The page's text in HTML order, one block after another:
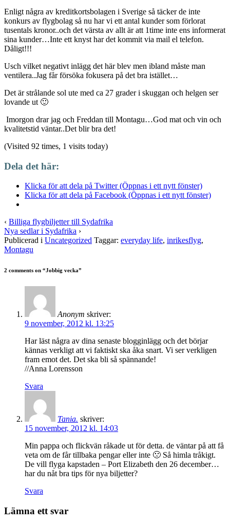
Enligt några av kreditkortsbolagen i Sverige så täcker de inte
konkurs av flygbolag så nu har vi ett antal kunder som förlorat
tusentals kronor..och det värsta av allt är att 1time inte ens informerat
sina kunder…Inte ett knyst har det kommit via mail el telefon.
Dåligt!!!
Usch vilket negativt inlägg det här blev men ibland måste man
ventilera..Jag får försöka fokusera på det bra istället…
Det är strålande sol ute med ca 27 grader i skuggan och helgen ser
lovande ut 🙂
Imorgon drar jag och Freddan till Montagu…God mat och vin och
kvalitetstid väntar..Det blir bra det!
(Visited 92 times, 1 visits today)
Dela det här:
Klicka för att dela på Twitter (Öppnas i ett nytt fönster)
Klicka för att dela på Facebook (Öppnas i ett nytt fönster)
‹ Billiga flygbiljetter till Sydafrika
Nya sedlar i Sydafrika ›
Publicerad i Uncategorized Taggar: everyday life, inrikesflyg,
Montagu
2 comments on “Jobbig vecka”
Anonym skriver:
9 november, 2012 kl. 13:25
Har läst några av dina senaste blogginlägg och det börjar
kännas verkligt att vi faktiskt ska åka snart. Vi ser verkligen
fram emot det. Det ska bli så spännande!
//Anna Lorensson
Svara
Tania. skriver:
15 november, 2012 kl. 14:03
Min pappa och flickvän råkade ut för detta. de väntar på att få
veta om de får tillbaka pengar eller inte 🙁 Så himla tråkigt.
De vill flyga kapstaden – Port Elizabeth den 26 december…
har du nåt bra tips för nya biljetter?
Svara
Lämna ett svar